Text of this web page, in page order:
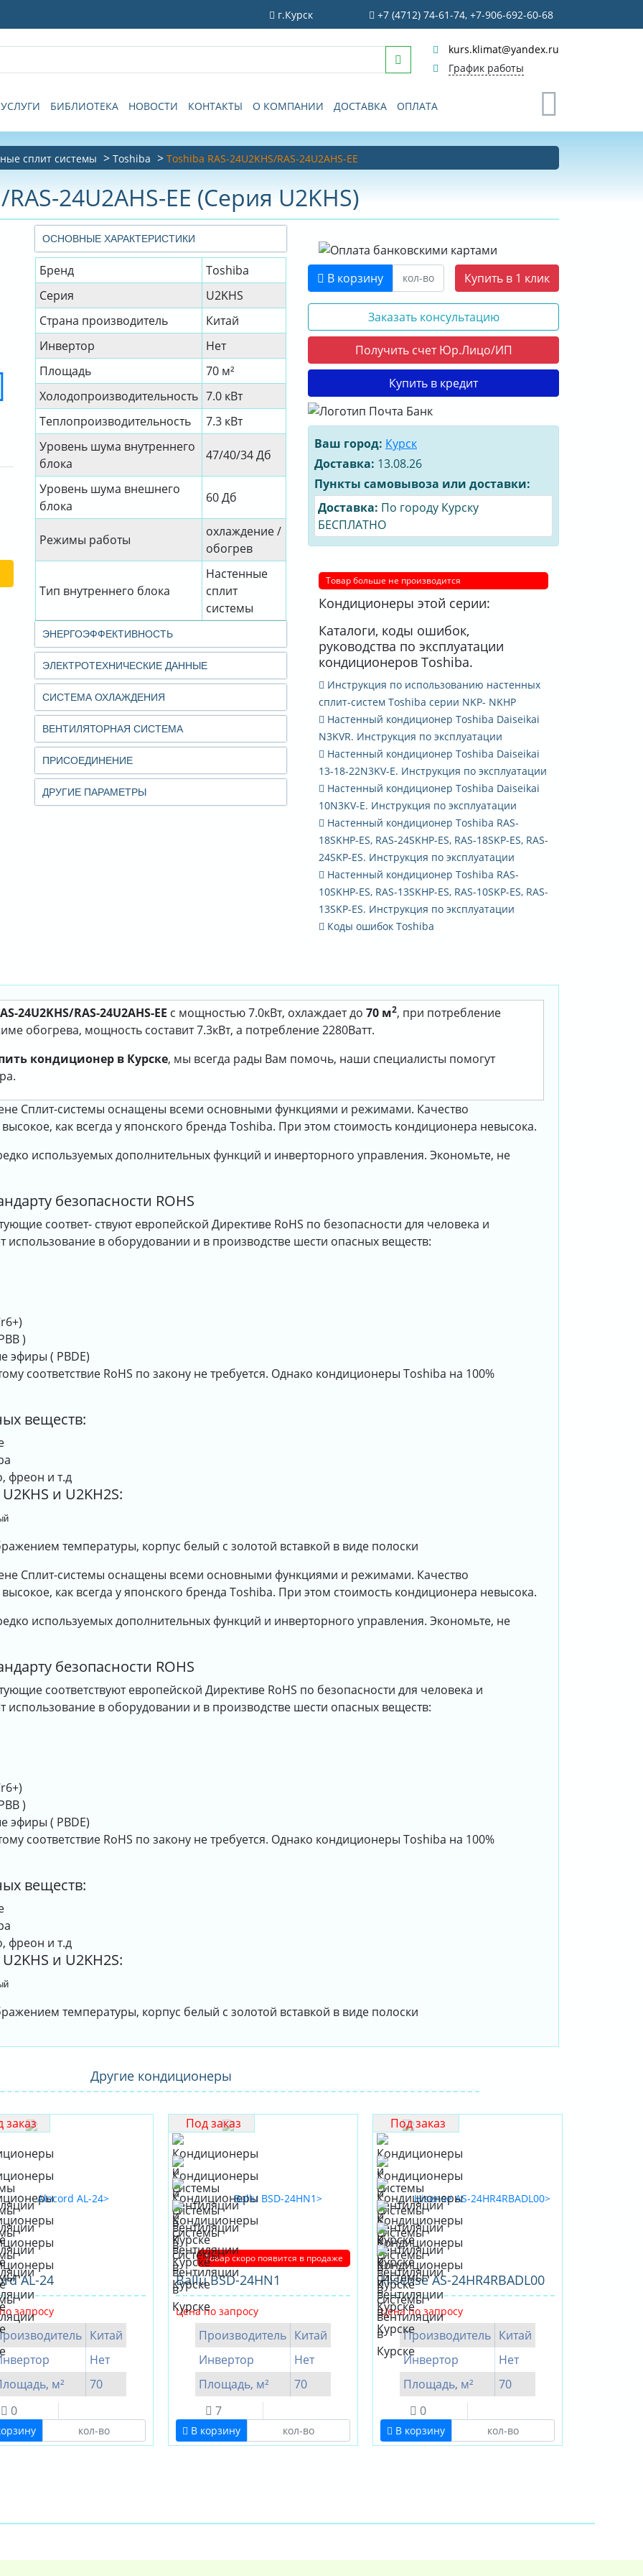
г.Курск +7 (4712) 74-61-74, +7-906-692-60-68
kurs.klimat@yandex.ru
График работы
УСЛУГИ БИБЛИОТЕКА НОВОСТИ КОНТАКТЫ О КОМПАНИИ ДОСТАВКА ОПЛАТА
сплит системы Toshiba Toshiba RAS-24U2KHS/RAS-24U2AHS-EE
24U2AHS-EE (Серия U2KHS)
ОСНОВНЫЕ ХАРАКТЕРИСТИКИ
Бренд
Toshiba
Серия
U2KHS
Страна производитель
Китай
Инвертор
Нет
Площадь
70 м²
Холодопроизводительность 7.0 кВт
Теплопроизводительность
7.3 кВт
Уровень шума внутреннего
блока
47/40/34 Дб
Уровень шума внешнего
блока
60 Дб
Режимы работы
охлаждение /
обогрев
Тип внутреннего блока
Настенные
сплит
системы
ЭНЕРГОЭФФЕКТИВНОСТЬ
ЭЛЕКТРОТЕХНИЧЕСКИЕ ДАННЫЕ
СИСТЕМА ОХЛАЖДЕНИЯ
ВЕНТИЛЯТОРНАЯ СИСТЕМА
ПРИСОЕДИНЕНИЕ
ДРУГИЕ ПАРАМЕТРЫ
В корзину Купить в 1 клик
Заказать консультацию
Получить счет Юр.Лицо/ИП
Купить в кредит
Ваш город: Курск
Доставка: 13.08.26
Пункты самовывоза или доставки:
Доставка: По городу Курску
БЕСПЛАТНО
Товар больше не производится
Кондиционеры этой серии:
Каталоги, коды ошибок,
руководства по эксплуатации
кондиционеров Toshiba.
Инструкция по использованию настенных
сплит-систем Toshiba серии NKP- NKHP
Настенный кондиционер Toshiba Daiseikai
N3KVR. Инструкция по эксплуатации
Настенный кондиционер Toshiba Daiseikai
13-18-22N3KV-E. Инструкция по эксплуатации
Настенный кондиционер Toshiba Daiseikai
10N3KV-E. Инструкция по эксплуатации
Настенный кондиционер Toshiba RAS-
18SKHP-ES, RAS-24SKHP-ES, RAS-18SKP-ES, RAS-
24SKP-ES. Инструкция по эксплуатации
Настенный кондиционер Toshiba RAS-
10SKHP-ES, RAS-13SKHP-ES, RAS-10SKP-ES, RAS-
13SKP-ES. Инструкция по эксплуатации
Коды ошибок Toshiba
24U2KHS/RAS-24U2AHS-EE с мощностью 7.0кВт, охлаждает до 70 м2, при потребление
обогрева, мощность составит 7.3кВт, а потребление 2280Ватт.
кондиционер в Курске, мы всегда рады Вам помочь, наши специалисты помогут
Сплит-системы оснащены всеми основными функциями и режимами. Качество
как всегда у японского бренда Toshiba. При этом стоимость кондиционера невысока.
используемых дополнительных функций и инверторного управления. Экономьте, не
безопасности ROHS
соответ- ствуют европейской Директиве RoHS по безопасности для человека и
в оборудовании и в производстве шести опасных веществ:
)
эфиры ( PBDE)
соответствие RoHS по закону не требуется. Однако кондиционеры Toshiba на 100%
веществ:
фреон и т.д
и U2KH2S:
температуры, корпус белый с золотой вставкой в виде полоски
Сплит-системы оснащены всеми основными функциями и режимами. Качество
как всегда у японского бренда Toshiba. При этом стоимость кондиционера невысока.
используемых дополнительных функций и инверторного управления. Экономьте, не
безопасности ROHS
соответствуют европейской Директиве RoHS по безопасности для человека и
в оборудовании и в производстве шести опасных веществ:
)
эфиры ( PBDE)
соответствие RoHS по закону не требуется. Однако кондиционеры Toshiba на 100%
веществ:
фреон и т.д
и U2KH2S:
температуры, корпус белый с золотой вставкой в виде полоски
Другие кондиционеры
заказ
AL-24
запросу
Китай
Нет
м²
70
0
Под заказ
Товар скоро появится в продаже
Ballu BSD-24HN1
Цена по запросу
Производитель Китай
Инвертор
Нет
Площадь, м²
70
7
В корзину
Под заказ
Hisense AS-24HR4RBADL00
Цена по запросу
Производитель Китай
Инвертор
Нет
Площадь, м²
70
0
В корзину